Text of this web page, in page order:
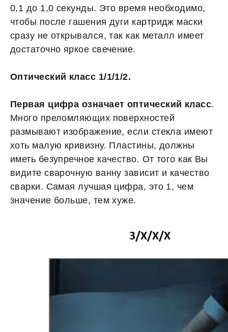
0,1 до 1,0 секунды. Это время необходимо,
чтобы после гашения дуги картридж маски
сразу не открывался, так как металл имеет
достаточно яркое свечение.
Оптический класс 1/1/1/2.
Первая цифра означает оптический класс.
Много преломляющих поверхностей
размывают изображение, если стекла имеют
хоть малую кривизну. Пластины, должны
иметь безупречное качество. От того как Вы
видите сварочную ванну зависит и качество
сварки. Самая лучшая цифра, это 1, чем
значение больше, тем хуже.